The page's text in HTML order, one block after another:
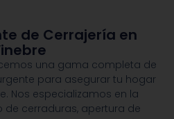
de Cerrajería en
una gama completa de
para asegurar tu hogar
Nos especializamos en la
cerraduras, apertura de